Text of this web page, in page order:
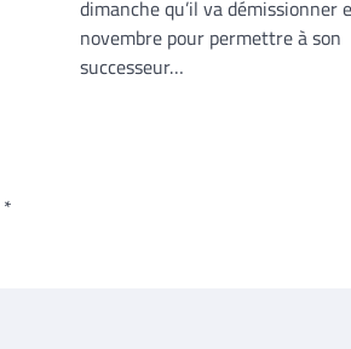
dimanche qu’il va démissionner
novembre pour permettre à son
successeur…
*